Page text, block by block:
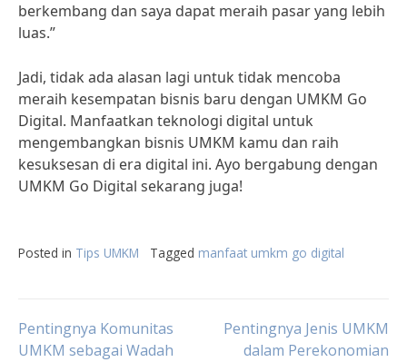
berkembang dan saya dapat meraih pasar yang lebih
luas.”
Jadi, tidak ada alasan lagi untuk tidak mencoba
meraih kesempatan bisnis baru dengan UMKM Go
Digital. Manfaatkan teknologi digital untuk
mengembangkan bisnis UMKM kamu dan raih
kesuksesan di era digital ini. Ayo bergabung dengan
UMKM Go Digital sekarang juga!
Posted in Tips UMKM Tagged manfaat umkm go digital
Post
Pentingnya Komunitas
UMKM sebagai Wadah
Pentingnya Jenis UMKM
dalam Perekonomian